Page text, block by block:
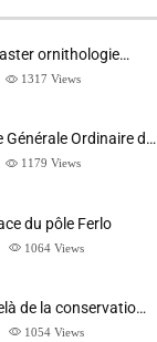
ornithologie…
1317 Views
Générale Ordinaire d…
1179 Views
du pôle Ferlo
1064 Views
de la conservatio…
1054 Views